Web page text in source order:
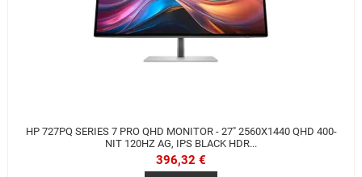
HP 727PQ SERIES 7 PRO QHD MONITOR - 27" 2560X1440 QHD 400-
NIT 120HZ AG, IPS BLACK HDR...
396,32 €